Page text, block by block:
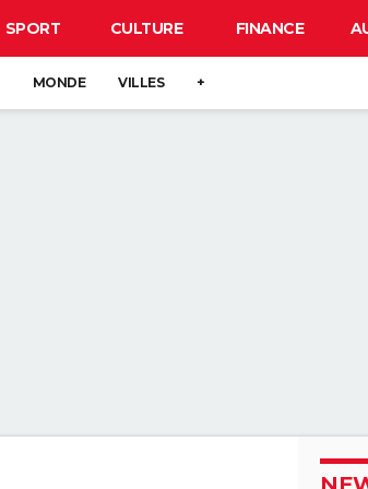
SPORT CULTURE FINANCE
MONDE VILLES +